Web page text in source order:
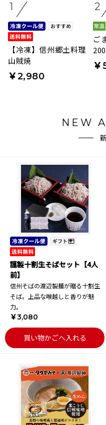
1
【冷凍】信州郷土料理
山賊焼
￥2,980
2
ご
￥
NEW
謹製十割生そばセット【4人
前】
信州そばの渡辺製麺が贈る十割生
そば。上品な喉越しと香りが魅
力。
￥3,080
買い物かごへ入れる